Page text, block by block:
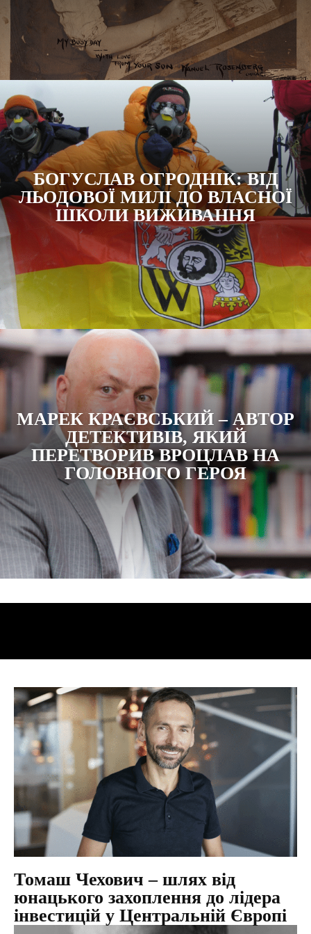
БОГУСЛАВ ОГРОДНІК: ВІД
ЛЬОДОВОЇ МИЛІ ДО ВЛАСНОЇ
ШКОЛИ ВИЖИВАННЯ
МАРЕК КРАЄВСЬКИЙ – АВТОР
ДЕТЕКТИВІВ, ЯКИЙ
ПЕРЕТВОРИВ ВРОЦЛАВ НА
ГОЛОВНОГО ГЕРОЯ
Томаш Чехович – шлях від
юнацького захоплення до лідера
інвестицій у Центральній Європі